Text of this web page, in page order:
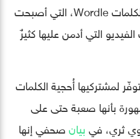
الاستحواذ على لعبة أحجيات الكلمات Wordle، التي أصبحت
التي أدمن عليها كثيرٌ
لمشتركيها أُحجية الكلمات
بأنها صعبة حتى على
ثري، فيبيانصحفي إنها